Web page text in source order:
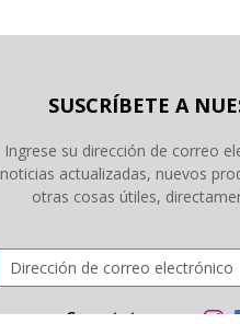
SUSCRÍBETE A
Ingrese su dirección de correo
noticias actualizadas, nuevos
otras cosas útiles,
Dirección de correo electrónico
Conectate con